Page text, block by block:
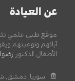
عن العيادة
موقع طبي علمي
آبائهم وتوعيتهم
الأطفال الدكتور
سوريا, دمشق,